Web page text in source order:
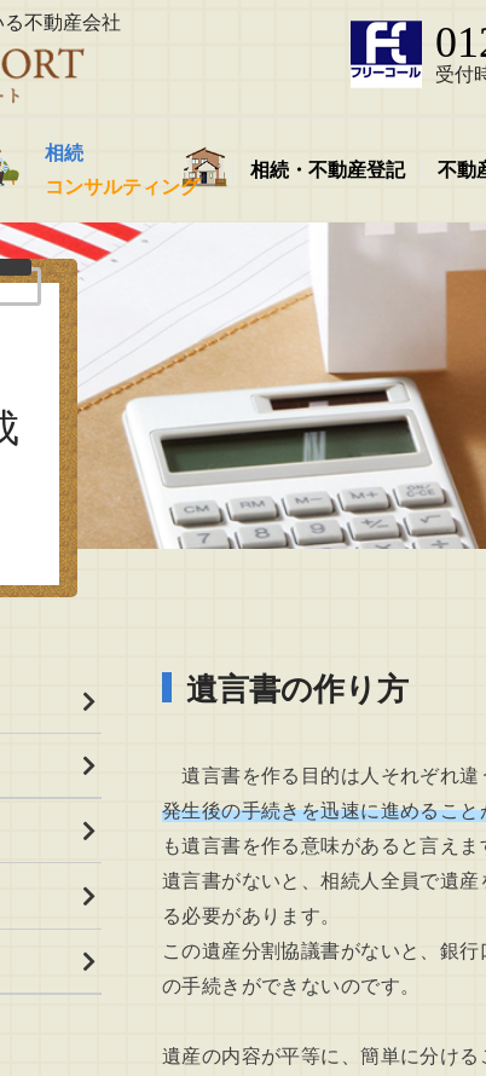
不動産会社
受付
相続
コンサルティング
相続・不動産登記 不動
遺言書の作り方
遺言書を作る目的は人それぞれ違
発生後の手続きを迅速に進めること
も遺言書を作る意味があると言えま
遺言書がないと、相続人全員で遺
る必要があります。
この遺産分割協議書がないと、銀
の手続きができないのです。
遺産の内容が平等に、簡単に分け